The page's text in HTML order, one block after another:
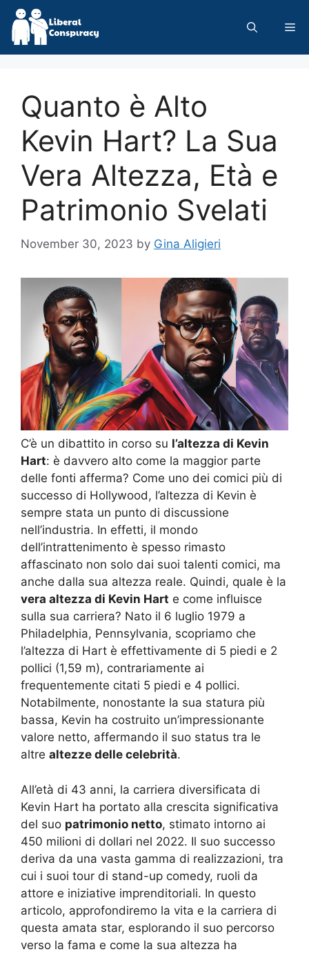
Skip
content
Quanto è Alto
Kevin Hart? La Sua
Vera Altezza, Età e
Patrimonio Svelati
November 30, 2023 by Gina Aligieri
C’è un dibattito in corso su l’altezza di Kevin
Hart: è davvero alto come la maggior parte
delle fonti afferma? Come uno dei comici più di
successo di Hollywood, l’altezza di Kevin è
sempre stata un punto di discussione
nell’industria. In effetti, il mondo
dell’intrattenimento è spesso rimasto
affascinato non solo dai suoi talenti comici, ma
anche dalla sua altezza reale. Quindi, quale è la
vera altezza di Kevin Hart e come influisce
sulla sua carriera? Nato il 6 luglio 1979 a
Philadelphia, Pennsylvania, scopriamo che
l’altezza di Hart è effettivamente di 5 piedi e 2
pollici (1,59 m), contrariamente ai
frequentemente citati 5 piedi e 4 pollici.
Notabilmente, nonostante la sua statura più
bassa, Kevin ha costruito un’impressionante
valore netto, affermando il suo status tra le
altre altezze delle celebrità.
All’età di 43 anni, la carriera diversificata di
Kevin Hart ha portato alla crescita significativa
del suo patrimonio netto, stimato intorno ai
450 milioni di dollari nel 2022. Il suo successo
deriva da una vasta gamma di realizzazioni, tra
cui i suoi tour di stand-up comedy, ruoli da
attore e iniziative imprenditoriali. In questo
articolo, approfondiremo la vita e la carriera di
questa amata star, esplorando il suo percorso
verso la fama e come la sua altezza ha